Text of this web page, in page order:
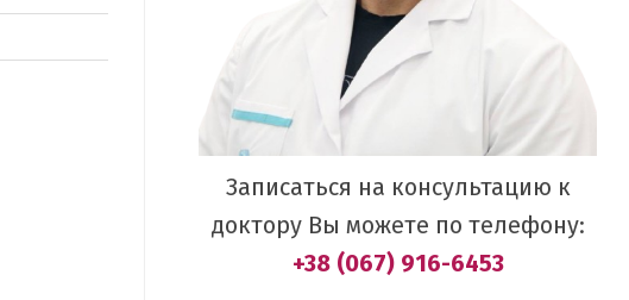
Записаться на консультацию к
доктору Вы можете по телефону:
+38 (067) 916-6453